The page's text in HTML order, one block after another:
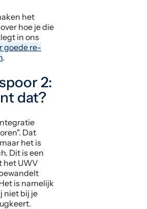
het
hoe je die
in ons
goede re-
.
2:
dat?
Dat
het is
Dit is een
het UWV
is namelijk
niet bij je